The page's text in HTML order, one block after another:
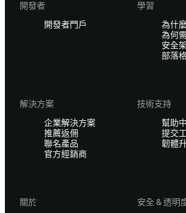
開發者
開發者門戶
學習
為什
為何
安全
部落
解決方案
企業解決方案
推薦返佣
聯名產品
官方經銷商
技術支持
幫助
提交
韌體
關於
安全 & 透明